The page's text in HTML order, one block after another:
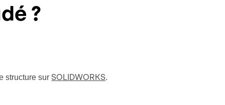
?
structure surSOLIDWORKS.